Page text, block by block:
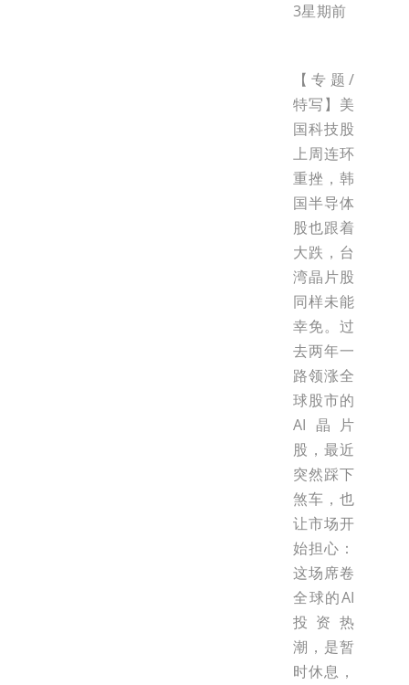
3星期前
【专题/
特写】美
国科技股
上周连环
重挫，韩
国半导体
股也跟着
大跌，台
湾晶片股
同样未能
幸免。过
去两年一
路领涨全
球股市的
AI晶片
股，最近
突然踩下
煞车，也
让市场开
始担心：
这场席卷
全球的AI
投资热
潮，是暂
时休息，